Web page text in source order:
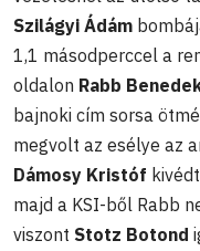
Szilágyi Ádám
1,1 másodperccel a
oldalon Rabb
bajnoki cím sorsa
megvolt az esélye az
Dámosy Kristóf
majd a KSI-ből Rabb
viszont Stotz Botond